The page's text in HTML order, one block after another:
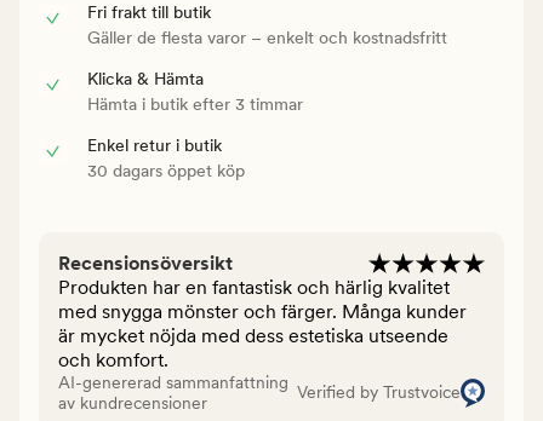
Fri frakt till butik
Gäller de flesta varor – enkelt och kostnadsfritt
Klicka & Hämta
Hämta i butik efter 3 timmar
Enkel retur i butik
30 dagars öppet köp
Recensionsöversikt
Produkten har en fantastisk och härlig kvalitet
med snygga mönster och färger. Många kunder
är mycket nöjda med dess estetiska utseende
och komfort.
AI-genererad sammanfattning
av kundrecensioner
Verified by Trustvoice